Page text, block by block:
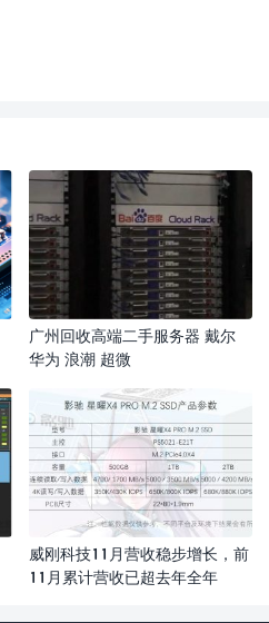
广州回收高端二手服务器 戴尔
华为 浪潮 超微
威刚科技11月营收稳步增长，前
11月累计营收已超去年全年